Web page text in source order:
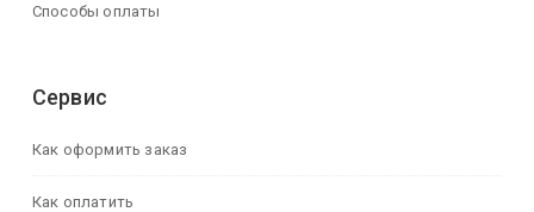
Способы оплаты
Сервис
Как оформить заказ
Как оплатить